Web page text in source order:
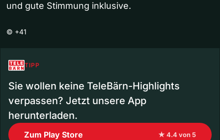
und gute Stimmung inklusive.
© +41
TIPP
Sie wollen keine TeleBärn-Highlights
verpassen? Jetzt unsere App
herunterladen.
Zum Play Store ★ 4.4 von 5